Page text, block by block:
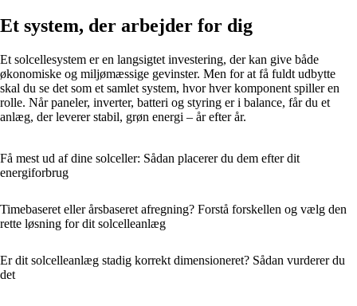
Et system, der arbejder for dig
Et solcellesystem er en langsigtet investering, der kan give både
økonomiske og miljømæssige gevinster. Men for at få fuldt udbytte
skal du se det som et samlet system, hvor hver komponent spiller en
rolle. Når paneler, inverter, batteri og styring er i balance, får du et
anlæg, der leverer stabil, grøn energi – år efter år.
Få mest ud af dine solceller: Sådan placerer du dem efter dit
energiforbrug
Timebaseret eller årsbaseret afregning? Forstå forskellen og vælg den
rette løsning for dit solcelleanlæg
Er dit solcelleanlæg stadig korrekt dimensioneret? Sådan vurderer du
det